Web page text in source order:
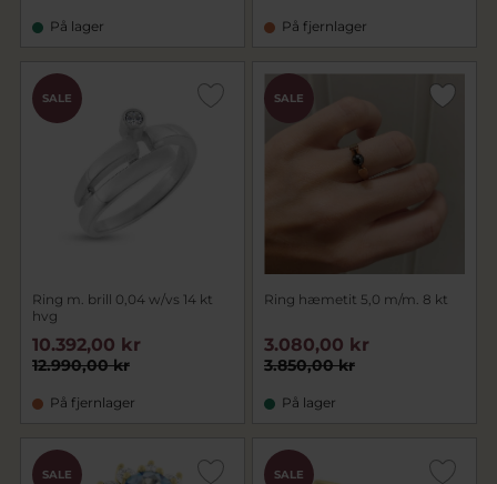
På lager På fjernlager
SALE
Ring m. brill 0,04 w/vs 14 kt
hvg
12.990,00 kr
10.392,00 kr
På fjernlager
SALE
Ring hæmetit 5,0 m/m. 8 kt
3.850,00 kr
3.080,00 kr
På lager
SALE SALE